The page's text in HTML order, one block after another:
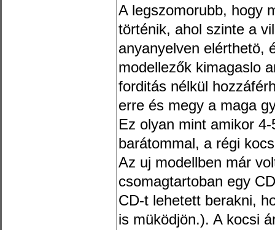
A legszomorubb, hogy
történik, ahol szinte a
anyanyelven elérthetö,
modellezők kimagaslo
forditás nélkül
erre és megy a maga
Ez olyan mint amikor
barátommal, a régi
Az uj modellben már
csomagtartoban egy
CD-t lehetett berakni,
is müködjön.). A kocsi